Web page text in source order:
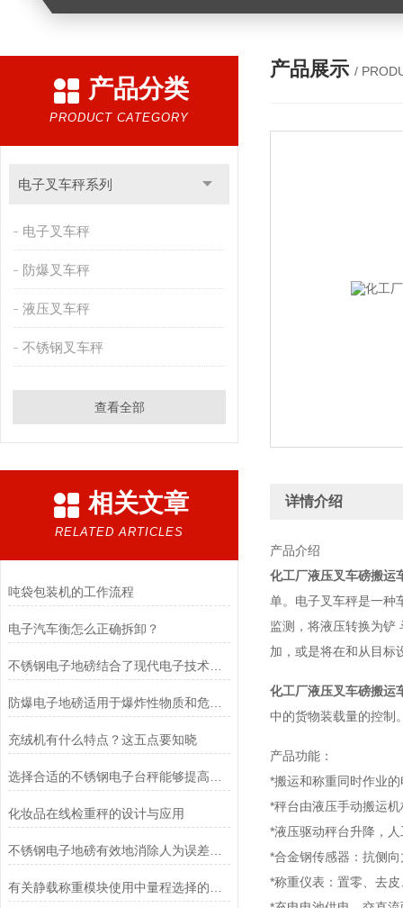
产品分类
PRODUCT CATEGORY
电子叉车秤系列
电子叉车秤
防爆叉车秤
液压叉车秤
不锈钢叉车秤
查看全部
相关文章
RELATED ARTICLES
吨袋包装机的工作流程
电子汽车衡怎么正确拆卸？
不锈钢电子地磅结合了现代电子技术和高质量不锈钢材料的优点
防爆电子地磅适用于爆炸性物质和危险场所的称重计量
充绒机有什么特点？这五点要知晓
化妆品在线检重秤的设计与应用
不锈钢电子地磅有效地消除人为误差和其他环境因素对测量结果的影响
产品展示 /
详情介绍
产品介绍
化工厂液压叉车磅搬运
单。电子叉车秤是一种
监测，将液压转换为铲
加，或是将在和从目标
化工厂液压叉车磅搬运
中的货物装载量的控制
产品功能：
*搬运和称重同时作业
*秤台由液压手动搬运
*液压驱动秤台升降，
*合金钢传感器：抗侧
*称重仪表：置零、去